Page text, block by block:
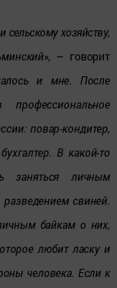
сельскому хозяйству,
– говорит
и мне. После
повар-кондитер,
В какой-то
личным
свиней.
байкам о них,
любит ласку и
человека. Если к